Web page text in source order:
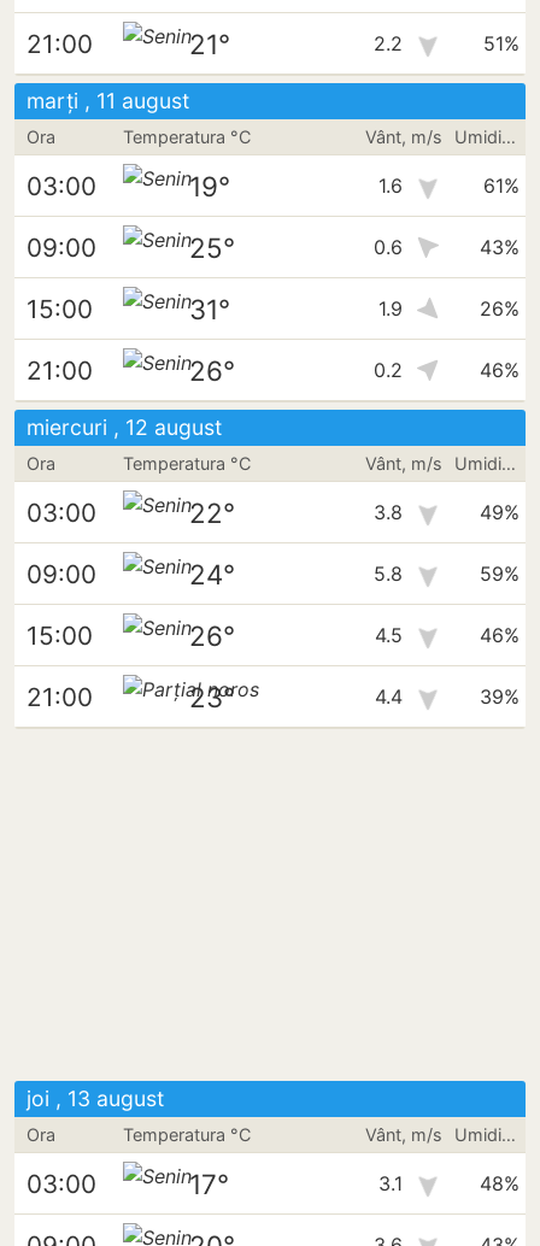
21:00 21° 2.2 51%
marți , 11 august
Ora Temperatura °C Vânt, m/s Umiditate
03:00 19° 1.6 61%
09:00 25° 0.6 43%
15:00 31° 1.9 26%
21:00 26° 0.2 46%
miercuri , 12 august
Ora Temperatura °C Vânt, m/s Umiditate
03:00 22° 3.8 49%
09:00 24° 5.8 59%
15:00 26° 4.5 46%
21:00 23° 4.4 39%
joi , 13 august
Ora Temperatura °C Vânt, m/s Umiditate
03:00 17° 3.1 48%